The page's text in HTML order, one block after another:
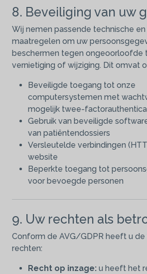
8. Beveiliging van uw
Wij nemen passende technische
maatregelen om uw
beschermen tegen ongeoorloofde
vernietiging of wijziging. Dit omvat
Beveiligde toegang tot onze
computersystemen met
mogelijk twee-
Gebruik van beveiligde
van patiëntendossiers
Versleutelde verbindingen
website
Beperkte toegang tot
voor bevoegde personen
9. Uw rechten als
Conform de AVG/GDPR heeft u
rechten:
Recht op inzage: u heeft het